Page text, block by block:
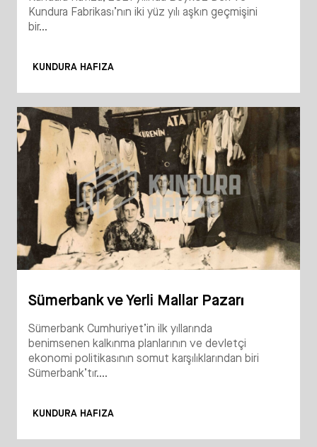
Kundura Fabrikası’nın iki yüz yılı aşkın geçmişini
bir...
KUNDURA HAFIZA
Sümerbank ve Yerli Mallar Pazarı
Sümerbank Cumhuriyet’in ilk yıllarında
benimsenen kalkınma planlarının ve devletçi
ekonomi politikasının somut karşılıklarından biri
Sümerbank’tır....
KUNDURA HAFIZA